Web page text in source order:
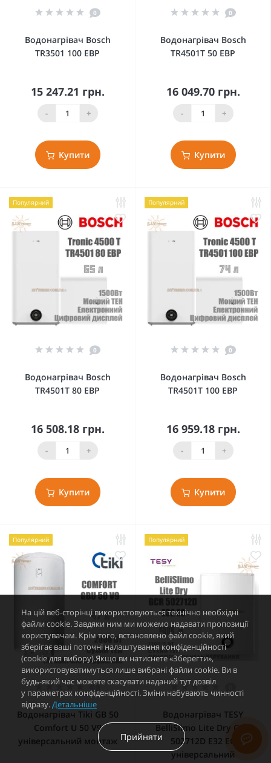
0
Водонагрівач Bosch
TR3501 100 EBP
15 247.21 грн.
- +
Купити
0
Водонагрівач Bosch
TR4501T 50 EBP
16 049.70 грн.
- +
Купити
Популярний
0
Водонагрівач Bosch
TR4501T 80 EBP
16 508.18 грн.
- +
Купити
Популярний
0
Водонагрівач Bosch
TR4501T 100 EBP
16 959.18 грн.
- +
Купити
Популярний
Водонагрівач Tiki GB 50
Comfort U 50 V9
універсальний монтаж
Популярний
Водонагрівач TESY
BelliSlimo Lite Dry GCR
502712D E32 EC
універсальний
На цій веб-сторінці використовуються технічно необхідні
файли cookie. Завдяки ним ми можемо надавати пропозиції
користувачам. Крім того, встановлено файл cookie, який
зберігає ваші поточні налаштування конфіденційності
(cookie для вибору).Якщо ви натиснете «Зберегти»,
використовуватимуться лише вибрані файли cookie. Ви в
будь-який час можете скасувати наданий тут дозвіл
у параметрах конфіденційності. Зміни набувають чинності
відразу.Детальніше
Прийняти